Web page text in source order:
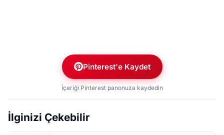
Pinterest'e Kaydet
İçeriği Pinterest panonuza kaydedin
İlginizi Çekebilir